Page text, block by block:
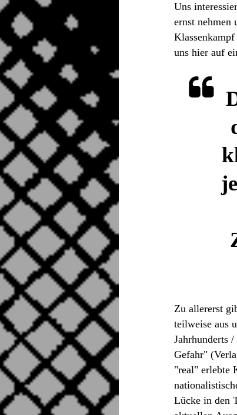
Uns
ernst nehmen
uns hier auf
Zu allererst
teilweise aus
Jahrhunderts
Gefahr"
"real" erlebte
Lücke in den